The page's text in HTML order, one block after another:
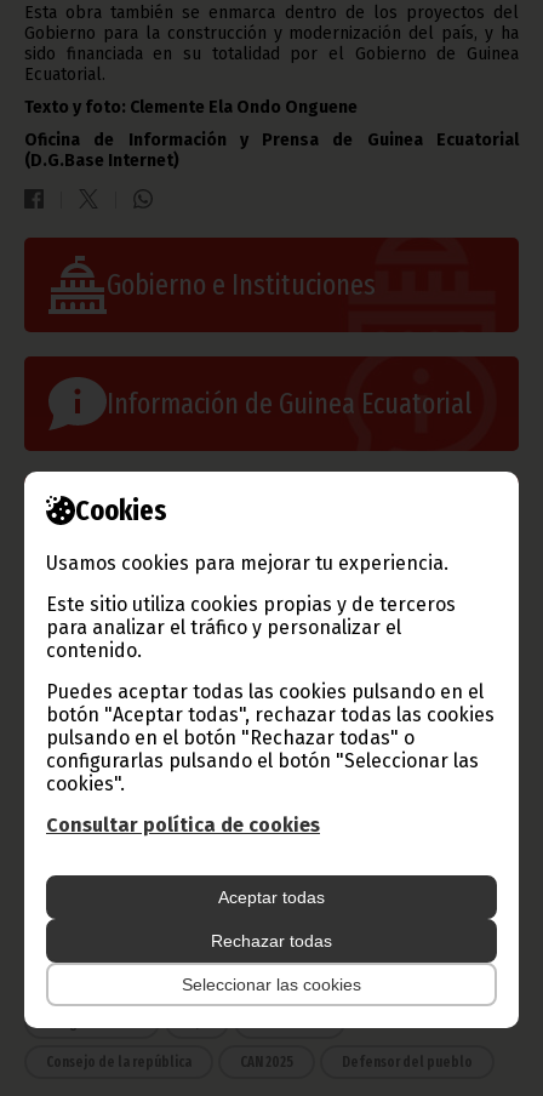
Cookies
Usamos cookies para mejorar tu experiencia.
Este sitio utiliza cookies propias y de terceros
para analizar el tráfico y personalizar el
contenido.
Puedes aceptar todas las cookies pulsando en el
botón "Aceptar todas", rechazar todas las cookies
pulsando en el botón "Rechazar todas" o
configurarlas pulsando el botón "Seleccionar las
cookies".
Consultar política de cookies
Aceptar todas
Rechazar todas
Seleccionar las cookies
Esta obra también se enmarca dentro de los proyectos del
Gobierno para la construcción y modernización del país, y ha
sido financiada en su totalidad por el Gobierno de Guinea
Ecuatorial.
Texto y foto: Clemente Ela Ondo Onguene
Oficina de Información y Prensa de Guinea Ecuatorial
(D.G.Base Internet)
Gobierno e Instituciones
Información de Guinea Ecuatorial
TVGE
Radio Nacional de Guinea
Haz click aquí para escuchar ahora
CATEGORÍAS
Noticias Gobierno
Presidencia
África
Deportes Vicepresidencia
Cultura Estadísticas
Gente GE 50 Aniversario Independencia
Consejo de la república CAN 2025 Defensor del pueblo